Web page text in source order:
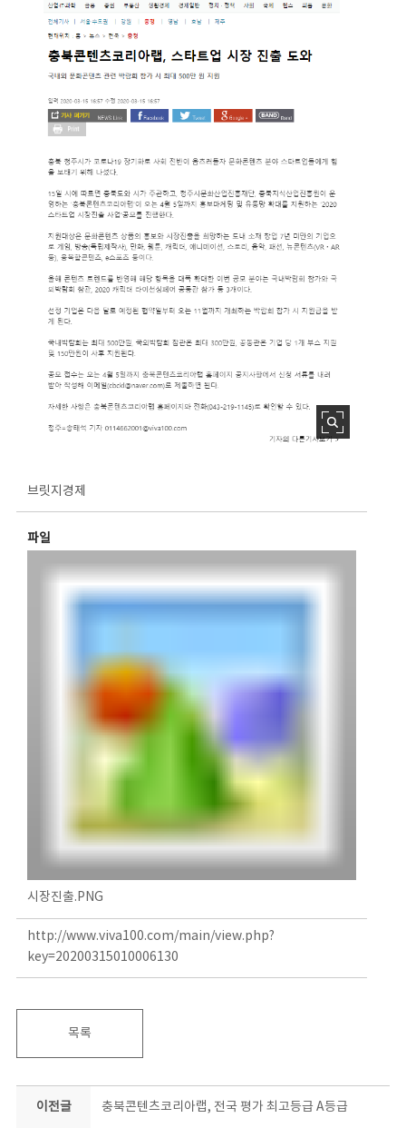
브릿지경제
파일
시장진출.PNG
http://www.viva100.com/main/view.php?
key=20200315010006130
목록
이전글 충북콘텐츠코리아랩, 전국 평가 최고등급 A등급